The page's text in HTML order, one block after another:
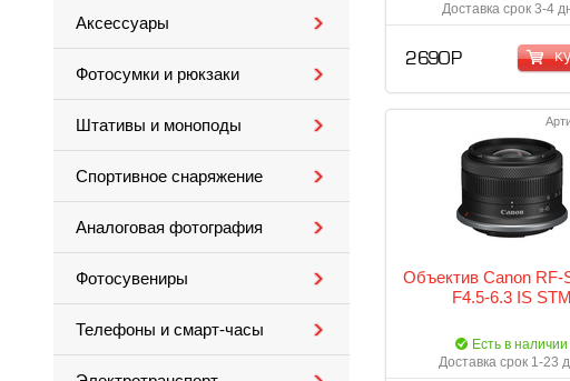
Аксессуары
Фотосумки и рюкзаки
Штативы и моноподы
Спортивное снаряжение
Аналоговая фотография
Фотосувениры
Телефоны и смарт-часы
Доставка срок 3-4
2 690 Р
Объектив Canon RF-
F4.5-6.3 IS STM
Есть в наличии
Доставка срок 1-23